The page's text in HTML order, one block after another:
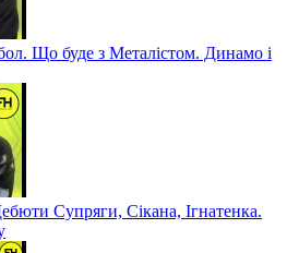
Що буде з Металістом. Динамо і
Супряги, Сікана, Ігнатенка.